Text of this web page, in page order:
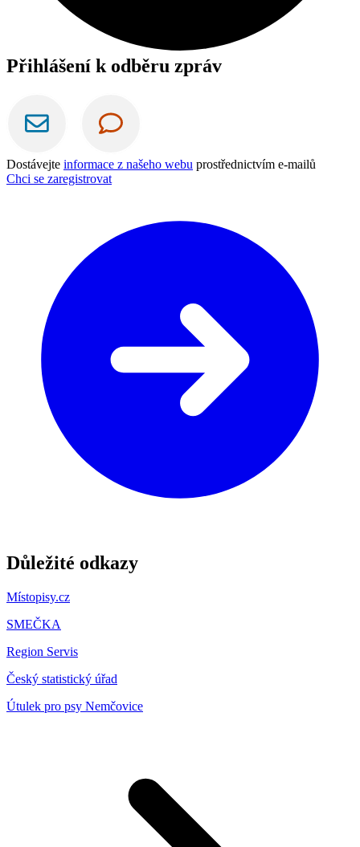
Přihlášení k odběru zpráv
Dostávejte informace z našeho webu prostřednictvím e-mailů
Chci se zaregistrovat
Důležité odkazy
Místopisy.cz
SMEČKA
Region Servis
Český statistický úřad
Útulek pro psy Nemčovice